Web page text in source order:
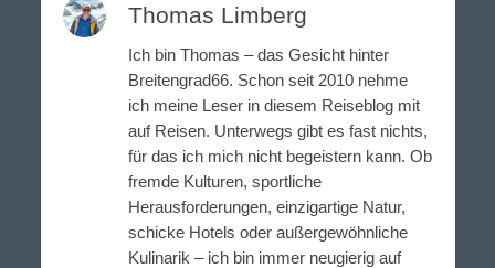
Thomas Limberg
Ich bin Thomas – das Gesicht hinter
Breitengrad66. Schon seit 2010 nehme
ich meine Leser in diesem Reiseblog mit
auf Reisen. Unterwegs gibt es fast nichts,
für das ich mich nicht begeistern kann. Ob
fremde Kulturen, sportliche
Herausforderungen, einzigartige Natur,
schicke Hotels oder außergewöhnliche
Kulinarik – ich bin immer neugierig auf